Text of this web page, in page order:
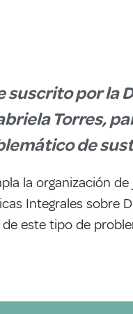
suscrito por la
Torres,
de
la organización
Integrales sobre
este tipo de